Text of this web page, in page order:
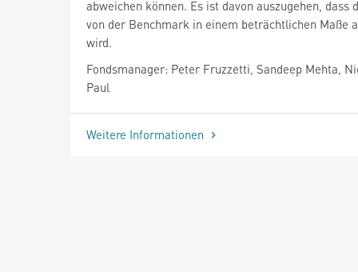
abweichen können. Es ist davon auszugehen, dass
von der Benchmark in einem beträchtlichen Maße
wird.
Fondsmanager: Peter Fruzzetti, Sandeep Mehta,
Paul
Weitere Informationen